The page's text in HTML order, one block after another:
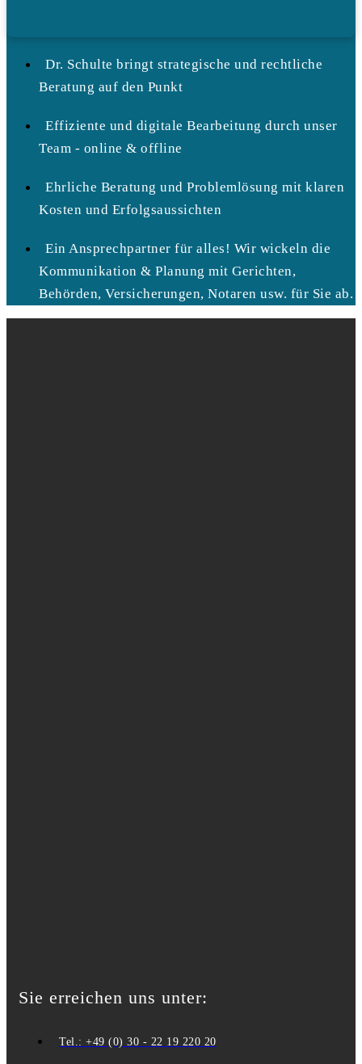
Dr. Schulte bringt strategische und rechtliche
Beratung auf den Punkt
Effiziente und digitale Bearbeitung durch unser
Team - online & offline
Ehrliche Beratung und Problemlösung mit klaren
Kosten und Erfolgsaussichten
Ein Ansprechpartner für alles! Wir wickeln die
Kommunikation & Planung mit Gerichten,
Behörden, Versicherungen, Notaren usw. für Sie ab.
Sie erreichen uns unter:
Tel.: +49 (0) 30 - 22 19 220 20